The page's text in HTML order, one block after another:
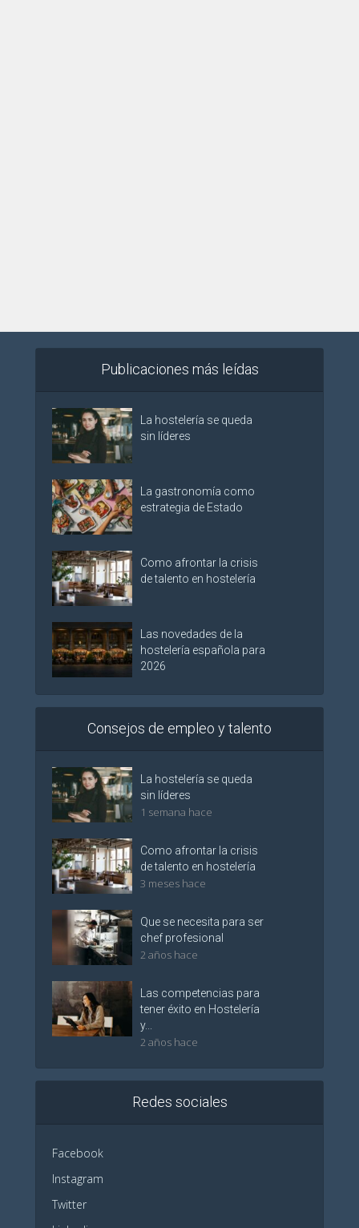
Publicaciones más leídas
La hostelería se queda
sin líderes
La gastronomía como
estrategia de Estado
Como afrontar la crisis
de talento en hostelería
Las novedades de la
hostelería española para
2026
Consejos de empleo y talento
La hostelería se queda
sin líderes
1 semana hace
Como afrontar la crisis
de talento en hostelería
3 meses hace
Que se necesita para ser
chef profesional
2 años hace
Las competencias para
tener éxito en Hostelería
y...
2 años hace
Redes sociales
Facebook
Instagram
Twitter